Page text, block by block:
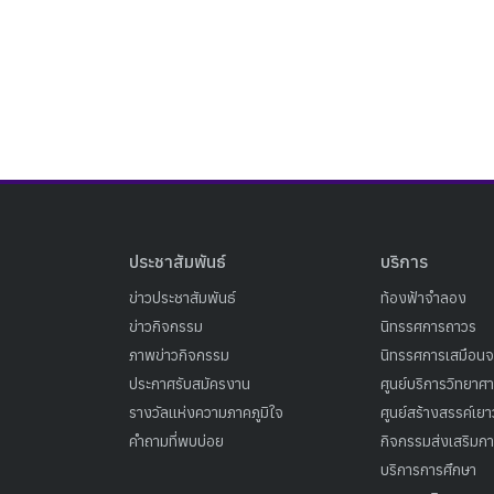
ประชาสัมพันธ์
ข่าวประชาสัมพันธ์
ข่าวกิจกรรม
ภาพข่าวกิจกรรม
ประกาศรับสมัครงาน
รางวัลแห่งความภาคภูมิใจ
คำถามที่พบบ่อย
บริการ
ท้องฟ้าจำลอง
นิทรรศการถาวร
นิทรรศการเสมือน
ศูนย์บริการวิทยาศ
ศูนย์สร้างสรรค์เย
กิจกรรมส่งเสริมก
บริการการศึกษา